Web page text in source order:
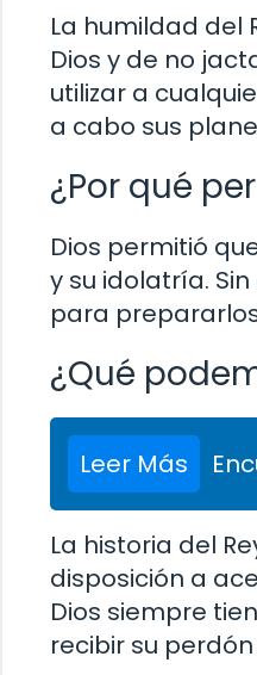
La humildad del
Dios y de no
utilizar a
a cabo sus
¿Por qué
Dios permitió
y su idolatría.
para
¿Qué
Leer Más
La historia del
disposición a
Dios siempre
recibir su